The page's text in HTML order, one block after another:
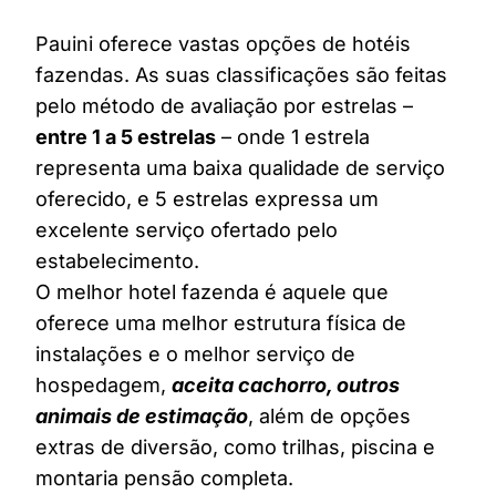
Pauini oferece vastas opções de hotéis
fazendas. As suas classificações são feitas
pelo método de avaliação por estrelas –
entre 1 a 5 estrelas – onde 1 estrela
representa uma baixa qualidade de serviço
oferecido, e 5 estrelas expressa um
excelente serviço ofertado pelo
estabelecimento.
O melhor hotel fazenda é aquele que
oferece uma melhor estrutura física de
instalações e o melhor serviço de
hospedagem, aceita cachorro, outros
animais de estimação, além de opções
extras de diversão, como trilhas, piscina e
montaria pensão completa.